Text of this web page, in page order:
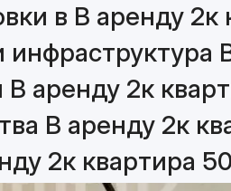
в В аренду 2к
В аренду 2к
В аренду 2к
2к квартира